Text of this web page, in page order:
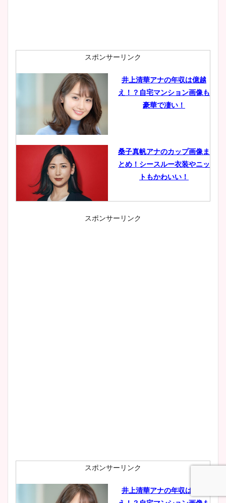
スポンサーリンク
井上清華アナの年収は億越
え！？自宅マンション画像も
豪華で凄い！
桑子真帆アナのカップ画像ま
とめ！シースルー衣装やニッ
トもかわいい！
小室瑛莉子のカップ画像まと
肉も凄い！
スポンサーリンク
スポンサーリンク
井上清華アナの年収は億越